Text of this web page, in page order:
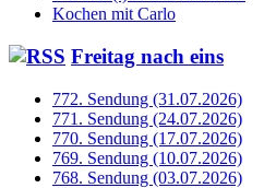
Kochen mit Carlo
Freitag nach eins
772. Sendung (31.07.2026)
771. Sendung (24.07.2026)
770. Sendung (17.07.2026)
769. Sendung (10.07.2026)
768. Sendung (03.07.2026)